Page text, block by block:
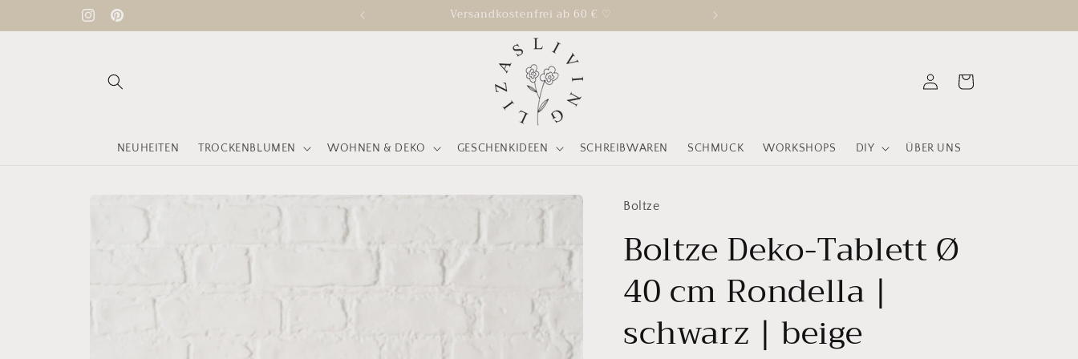
Inhalt
InstagramPinterest
Kurze Bearbeitungszeit: 1-3 Werktage
NEUHEITEN TROCKENBLUMEN WOHNEN & DEKO GESCHENKIDEEN SCHREIBWAREN SCHMUCK WORKSHOPS DIY ÜBER UNS
EinloggenWarenkorb
Produktinformationen
Boltze
Boltze Deko-Tablett Ø
40 cm Rondella |
schwarz | beige